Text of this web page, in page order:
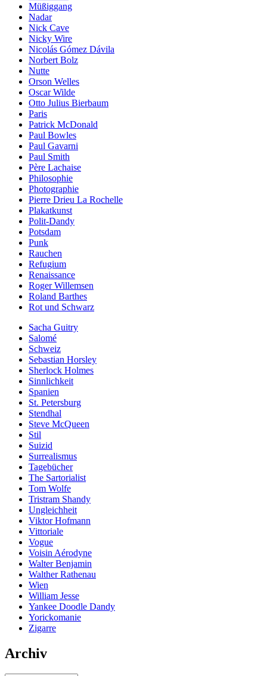
Müßiggang
Nadar
Nick Cave
Nicky Wire
Nicolás Gómez Dávila
Norbert Bolz
Nutte
Orson Welles
Oscar Wilde
Otto Julius Bierbaum
Paris
Patrick McDonald
Paul Bowles
Paul Gavarni
Paul Smith
Père Lachaise
Philosophie
Photographie
Pierre Drieu La Rochelle
Plakatkunst
Polit-Dandy
Potsdam
Punk
Rauchen
Refugium
Renaissance
Roger Willemsen
Roland Barthes
Rot und Schwarz
Sacha Guitry
Salomé
Schweiz
Sebastian Horsley
Sherlock Holmes
Sinnlichkeit
Spanien
St. Petersburg
Stendhal
Steve McQueen
Stil
Suizid
Surrealismus
Tagebücher
The Sartorialist
Tom Wolfe
Tristram Shandy
Ungleichheit
Viktor Hofmann
Vittoriale
Vogue
Voisin Aérodyne
Walter Benjamin
Walther Rathenau
Wien
William Jesse
Yankee Doodle Dandy
Yorickomanie
Zigarre
Archiv